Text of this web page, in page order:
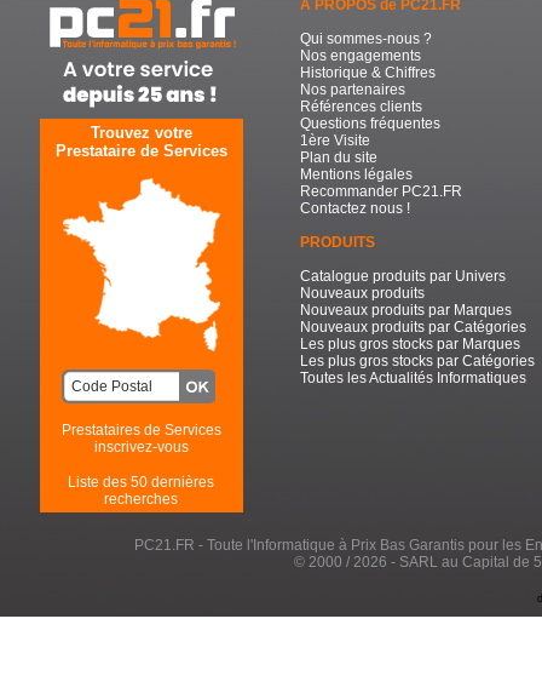
Trouvez votre
Prestataire de Services
Prestataires de Services
inscrivez-vous
Liste des 50 dernières
recherches
A PROPOS de PC21.FR
Qui sommes-nous ?
Nos engagements
Historique & Chiffres
Nos partenaires
Références clients
Questions fréquentes
1ère Visite
Plan du site
Mentions légales
Recommander PC21.FR
Contactez nous !
PRODUITS
Catalogue produits par Univers
Nouveaux produits
Nouveaux produits par Marques
Nouveaux produits par Catégories
Les plus gros stocks par Marques
Les plus gros stocks par Catégories
Toutes les Actualités Informatiques
PC21.FR - Toute l'Informatique à Prix Bas Garantis pour les
© 2000 / 2026 - SARL au Capital de